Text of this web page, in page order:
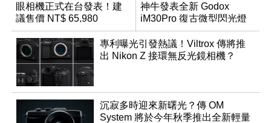
眼相機正式在台發表！建
議售價 NT$ 65,980
神牛發表全新 Godox
iM30Pro 復古微型閃光燈
專利曝光引發熱議！Viltrox 傳將推
出 Nikon Z 接環無反光鏡相機？
沉寂多時迎來新曙光？傳 OM
System 將於今年秋季推出全新輕量